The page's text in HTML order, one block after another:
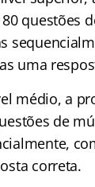
questões
uma
médio, a
de
correta.